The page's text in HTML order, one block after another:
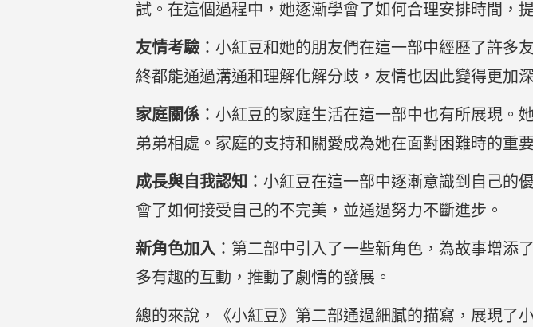
試。在這個過程中，她逐漸學會了如何合理安排時間，
友情考驗 ：小紅豆和她的朋友們在這一部中經歷了許多
終都能通過溝通和理解化解分歧，友情也因此變得更加深
家庭關係 ：小紅豆的家庭生活在這一部中也有所展現。
弟弟相處。家庭的支持和關愛成為她在面對困難時的重
成長與自我認知 ：小紅豆在這一部中逐漸意識到自己的
會了如何接受自己的不完美，並通過努力不斷進步。
新角色加入 ：第二部中引入了一些新角色，為故事增添
多有趣的互動，推動了劇情的發展。
總的來說，《小紅豆》第二部通過細膩的描寫，展現了